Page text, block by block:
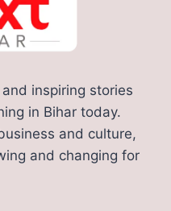
inspiring stories
in Bihar today.
and culture,
and changing for